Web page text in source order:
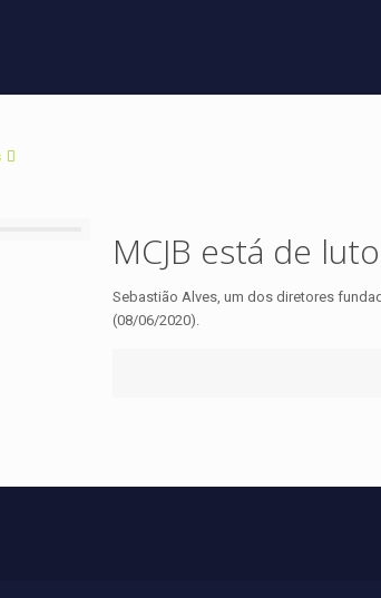
MCJB está de
Sebastião Alves, um dos diretores
(08/06/2020).